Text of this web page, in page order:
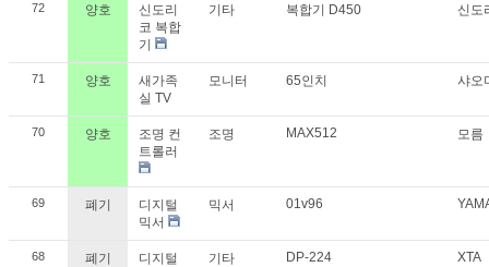
72 양호
신도리
코 복합
기
기타 복합기 D450 신도
71 양호
새가족
실 TV
모니터 65인치 샤오
70 양호
조명 컨
트롤러
조명 MAX512 모름
69 폐기
디지털
믹서
믹서 01v96
68 폐기
디지털
기타 DP-224 XTA